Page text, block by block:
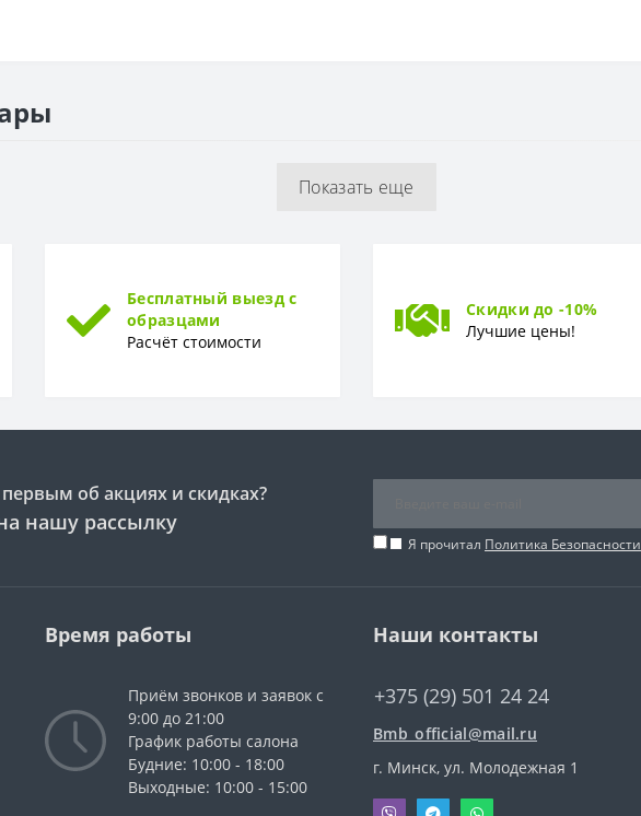
Показать еще
Бесплатный выезд с
образцами
Расчёт стоимости
Скидки до -10%
Лучшие цены!
первым об акциях и скидках?
нашу рассылку
Я прочитал Политика Безопасности
Время работы
Приём звонков и заявок с
9:00 до 21:00
График работы салона
Будние: 10:00 - 18:00
Выходные: 10:00 - 15:00
Наши контакты
+375 (29) 501 24 24
Bmb_official@mail.ru
г. Минск, ул. Молодежная 1